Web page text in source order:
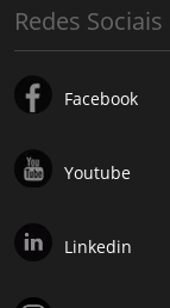
Redes Sociais
Facebook
Youtube
Linkedin